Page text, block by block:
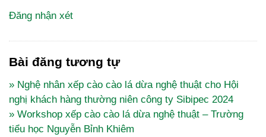
Đăng nhận xét
Bài đăng tương tự
» Nghệ nhân xếp cào cào lá dừa nghệ thuật cho Hội
nghị khách hàng thường niên công ty Sibipec 2024
» Workshop xếp cào cào lá dừa nghệ thuật – Trường
tiểu học Nguyễn Bỉnh Khiêm